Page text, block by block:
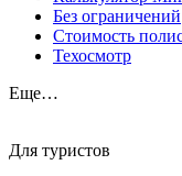
Без ограничений
Стоимость
Техосмотр
Еще…
Для туристов